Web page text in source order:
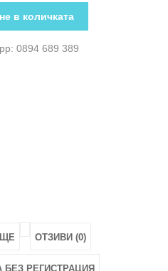
ЧЕРВЕН
в количката
0894 689 389
ОТЗИВИ (0)
РЕГИСТРАЦИЯ